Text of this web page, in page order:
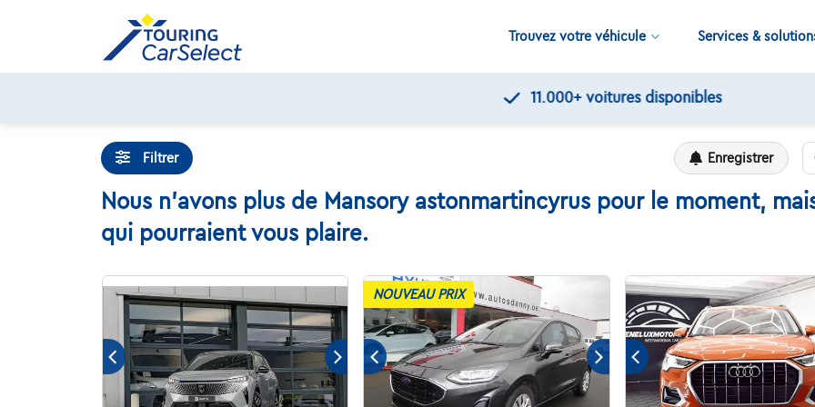
Trouvez votre véhicule Services &
11.000+voitures disponibles
Filtrer Enregistrer
Nous n'avons plus de Mansory astonmartincyrus pour le moment,
qui pourraient vous plaire.
NOUVEAU PRIX